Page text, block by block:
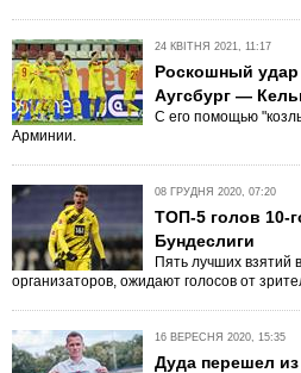
24 КВІТНЯ 2021, 11:17
Роскошный удар
Аугсбург —
С его помощью
Арминии.
08 ГРУДНЯ 2020, 07:20
ТОП-5 голов 10-
Бундеслиги
Пять лучших взятий
организаторов, ожидают голосов от
16 ВЕРЕСНЯ 2020, 15:35
Дуда перешел